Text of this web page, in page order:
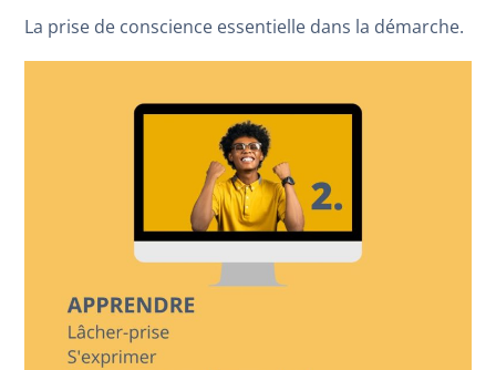
La prise de conscience essentielle dans la démarche.